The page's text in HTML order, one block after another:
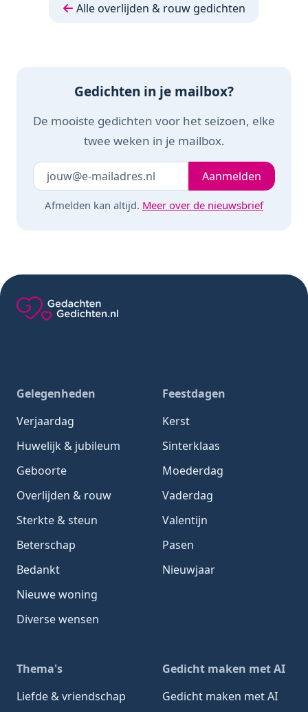
Alle overlijden & rouw gedichten
Gedichten in je mailbox?
De mooiste gedichten voor het seizoen, elke
twee weken in je mailbox.
Laat dit veld leeg Je e-mailadresAanmelden
Afmelden kan altijd. Meer over de nieuwsbrief
Gelegenheden
Verjaardag
Huwelijk & jubileum
Geboorte
Overlijden & rouw
Sterkte & steun
Beterschap
Bedankt
Nieuwe woning
Diverse wensen
Feestdagen
Kerst
Sinterklaas
Moederdag
Vaderdag
Valentijn
Pasen
Nieuwjaar
Thema's
Liefde & vriendschap
Gedicht maken met AI
Gedicht maken met AI